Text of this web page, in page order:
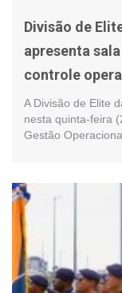
Divisão de
apresenta
controle
A Divisão de Elite
nesta quinta-feira
Gestão